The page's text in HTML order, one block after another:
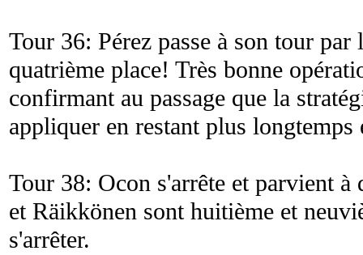
Tour 36: Pérez passe à son tour par
quatrième place! Très bonne
confirmant au passage que la
appliquer en restant plus longtemps
Tour 38: Ocon s'arrête et parvient
et Räikkönen sont huitième et
s'arrêter.